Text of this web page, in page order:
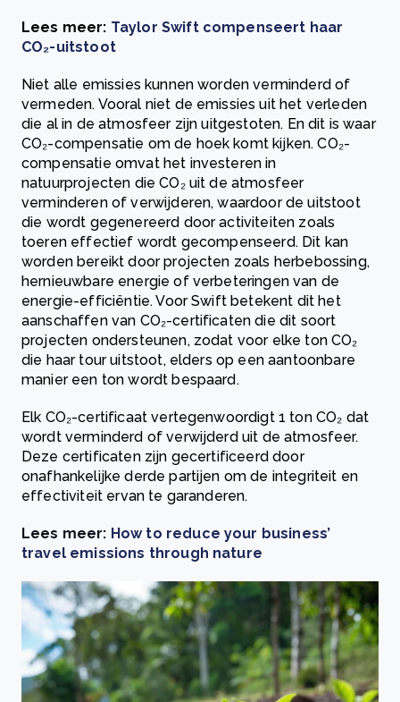
Lees meer: Taylor Swift compenseert haar
CO₂-uitstoot
Niet alle emissies kunnen worden verminderd of
vermeden. Vooral niet de emissies uit het verleden
die al in de atmosfeer zijn uitgestoten. En dit is waar
CO₂-compensatie om de hoek komt kijken. CO₂-
compensatie omvat het investeren in
natuurprojecten die CO₂ uit de atmosfeer
verminderen of verwijderen, waardoor de uitstoot
die wordt gegenereerd door activiteiten zoals
toeren effectief wordt gecompenseerd. Dit kan
worden bereikt door projecten zoals herbebossing,
hernieuwbare energie of verbeteringen van de
energie-efficiëntie. Voor Swift betekent dit het
aanschaffen van CO₂-certificaten die dit soort
projecten ondersteunen, zodat voor elke ton CO₂
die haar tour uitstoot, elders op een aantoonbare
manier een ton wordt bespaard.
Elk CO₂-certificaat vertegenwoordigt 1 ton CO₂ dat
wordt verminderd of verwijderd uit de atmosfeer.
Deze certificaten zijn gecertificeerd door
onafhankelijke derde partijen om de integriteit en
effectiviteit ervan te garanderen.
Lees meer: How to reduce your business’
travel emissions through nature